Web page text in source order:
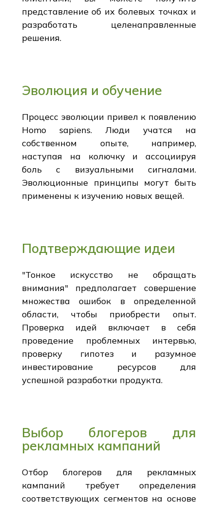
представление об их болевых точках и
разработать целенаправленные
решения.
Эволюция и обучение
Процесс эволюции привел к появлению
Homo sapiens. Люди учатся на
собственном опыте, например,
наступая на колючку и ассоциируя
боль с визуальными сигналами.
Эволюционные принципы могут быть
применены к изучению новых вещей.
Подтверждающие идеи
"Тонкое искусство не обращать
внимания" предполагает совершение
множества ошибок в определенной
области, чтобы приобрести опыт.
Проверка идей включает в себя
проведение проблемных интервью,
проверку гипотез и разумное
инвестирование ресурсов для
успешной разработки продукта.
Выбор блогеров для
рекламных кампаний
Отбор блогеров для рекламных
кампаний требует определения
соответствующих сегментов на основе